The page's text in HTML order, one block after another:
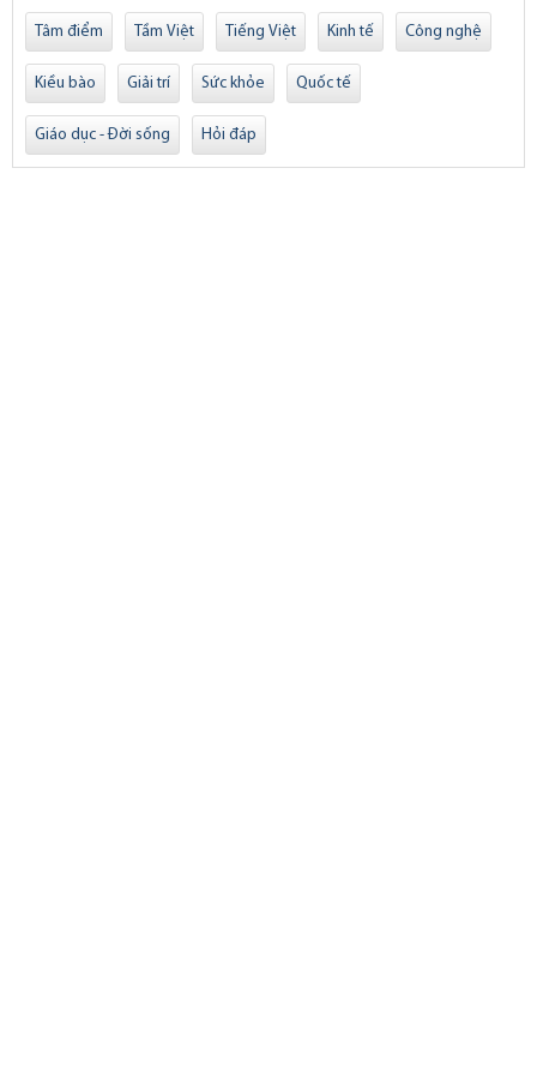
Tâm điểm Tầm Việt Tiếng Việt Kinh tế Công nghệ
Kiều bào Giải trí Sức khỏe Quốc tế
Giáo dục - Đời sống Hỏi đáp